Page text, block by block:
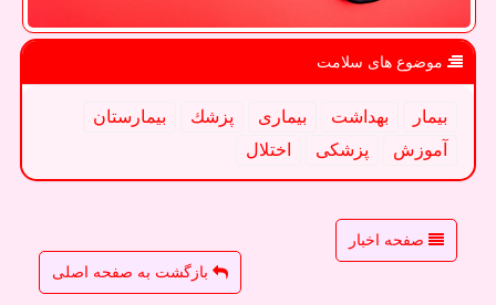
موضوع های سلامت
بیمار بهداشت بیماری پزشك
بیمارستان
آموزش
پزشكی اختلال
صفحه اخبار
بازگشت به صفحه اصلی